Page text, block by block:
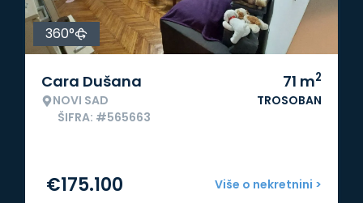
360°
Cara Dušana
NOVI SAD
ŠIFRA: #565663
71 m2
TROSOBAN
Više o nekretnini >
€175.100